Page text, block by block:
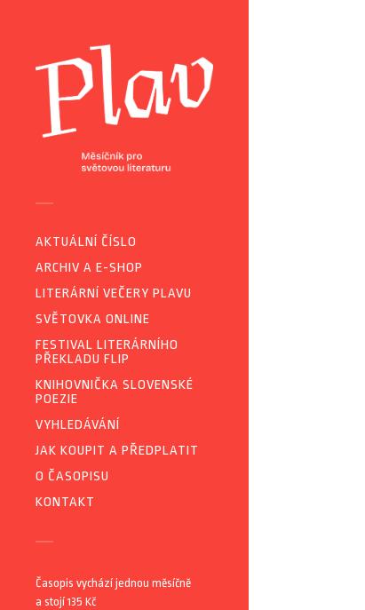
AKTUÁLNÍ ČÍSLO
ARCHIV A E-SHOP
LITERÁRNÍ VEČERY PLAVU
SVĚTOVKA ONLINE
FESTIVAL LITERÁRNÍHO
PŘEKLADU FLIP
KNIHOVNIČKA SLOVENSKÉ
POEZIE
VYHLEDÁVÁNÍ
JAK KOUPIT A PŘEDPLATIT
O ČASOPISU
KONTAKT
Časopis vychází jednou měsíčně
a stojí 135 Kč